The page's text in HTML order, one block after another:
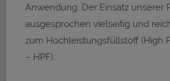
Anwendung. Der Einsatz unserer
ausgesprochen vielseitig und
zum Hochleistungsfüllstoff (High
– HPF).